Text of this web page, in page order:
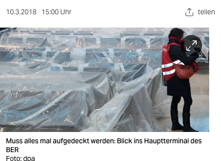
kultur
sport
berlin
nord
wahrheit
verlag
verlag
10.3.2018 15:00 Uhr teilen
Muss alles mal aufgedeckt werden: Blick ins Hauptterminal des
BER
Foto: dpa